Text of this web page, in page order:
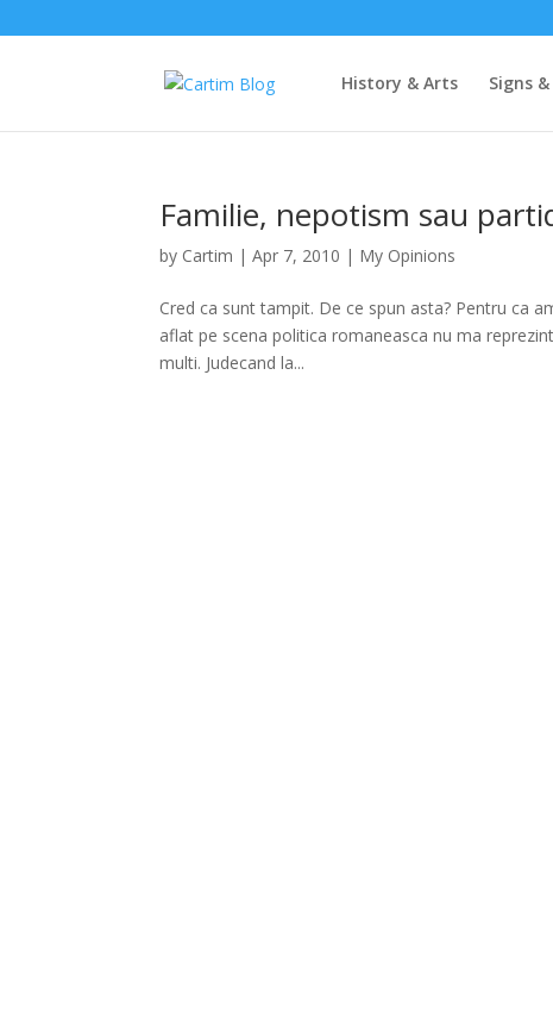
History & Arts Signs
Familie, nepotism sau
by Cartim |Apr 7, 2010 | My Opinions
Cred ca sunt tampit. De ce spun asta? Pentru ca
aflat pe scena politica romaneasca nu ma
multi. Judecand la...